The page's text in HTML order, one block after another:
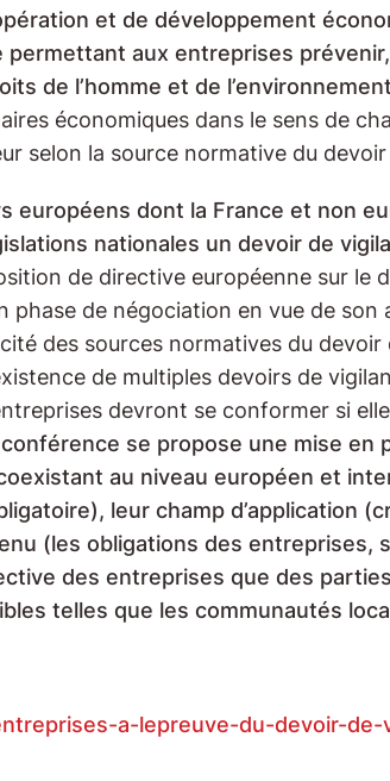
et de développement
permettant aux entreprises
de l’homme et de
économiques dans le sens de
selon la source normative du
européens dont la France et non
nationales un devoir de
de directive européenne sur le
phase de négociation en vue de son
des sources normatives du devoir
de multiples devoirs de
devront se conformer si
se propose une mise en
au niveau européen et
leur champ d’application
(les obligations des entreprises,
des entreprises que des
telles que les communautés
a-lepreuve-du-devoir-de-